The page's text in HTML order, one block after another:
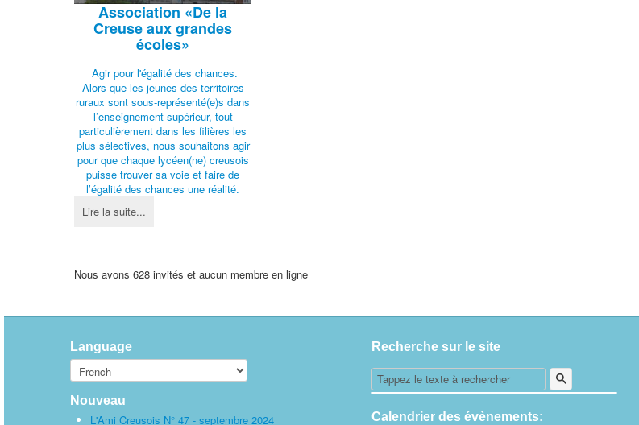
Association «De la
Creuse aux grandes
écoles»
Agir pour l'égalité des chances.
Alors que les jeunes des territoires
ruraux sont sous-représenté(e)s dans
l’enseignement supérieur, tout
particulièrement dans les filières les
plus sélectives, nous souhaitons agir
pour que chaque lycéen(ne) creusois
puisse trouver sa voie et faire de
l’égalité des chances une réalité.
Lire la suite...
Nous avons 628 invités et aucun membre en ligne
Language
Nouveau
L'Ami Creusois N° 47 - septembre 2024
Recherche sur le site
Calendrier des évènements: